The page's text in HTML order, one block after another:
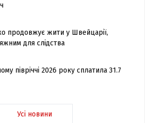
продовжує жити у Швейцарії,
для слідства
півріччі 2026 року сплатила 31.7
Усі новини